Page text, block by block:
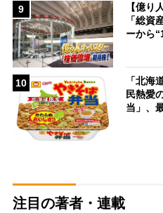
9
【億り
「総資
ーから
10
「北海
民熱愛
当」、
注目の著者・連載